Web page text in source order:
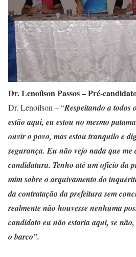
Dr. Lenoílson Passos – Pré-
Dr. Lenoílson – “Respeitando a todos
estão aqui, eu estou no mesmo
ouvir o povo, mas estou tranquilo e
segurança. Eu não vejo nada que me
candidatura. Tenho até um ofício da
mim sobre o arquivamento do
da contratação da prefeitura sem
realmente não houvesse nenhuma
candidato eu não estaria aqui, se
o barco”.